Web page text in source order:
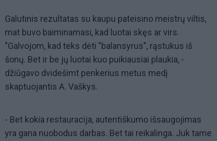
Galutinis rezultatas su kaupu pateisino meistrų viltis,
mat buvo baiminamasi, kad luotai skęs ar virs.
"Galvojom, kad teks dėti "balansyrus", rąstukus iš
šonų. Bet ir be jų luotai kuo puikiausiai plaukia, -
džiūgavo dvidešimt penkerius metus medį
skaptuojantis A. Vaškys.
- Bet kokia restauracija, autentiškumo išsaugojimas
yra gana nuobodus darbas. Bet tai reikalinga. Juk tame